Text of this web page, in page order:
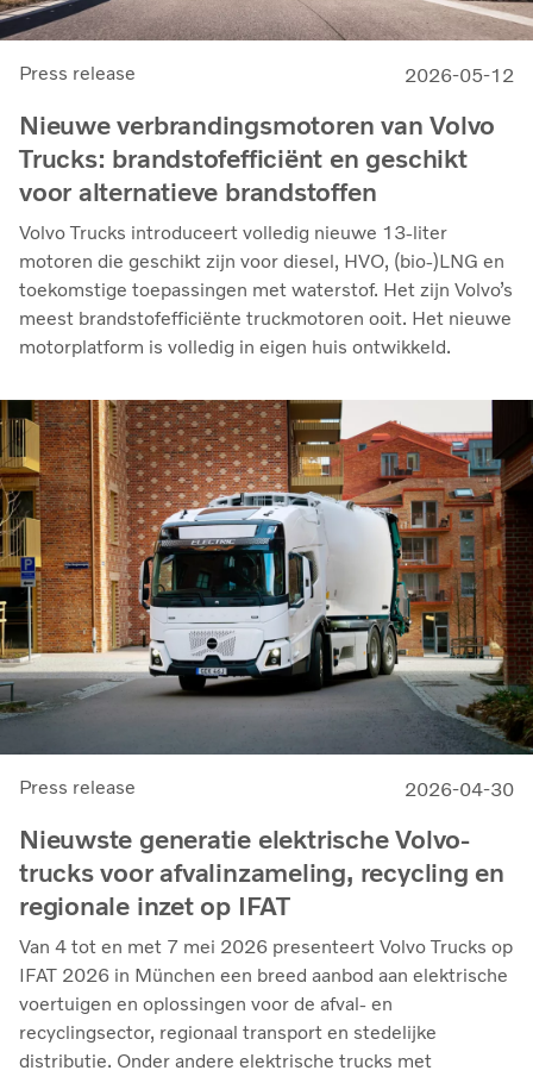
Press release 2026-05-12
Nieuwe verbrandingsmotoren van Volvo
Trucks: brandstofefficiënt en geschikt
voor alternatieve brandstoffen
Volvo Trucks introduceert volledig nieuwe 13-liter
motoren die geschikt zijn voor diesel, HVO, (bio-)LNG en
toekomstige toepassingen met waterstof. Het zijn Volvo’s
meest brandstofefficiënte truckmotoren ooit. Het nieuwe
motorplatform is volledig in eigen huis ontwikkeld.
Press release 2026-04-30
Nieuwste generatie elektrische Volvo-
trucks voor afvalinzameling, recycling en
regionale inzet op IFAT
Van 4 tot en met 7 mei 2026 presenteert Volvo Trucks op
IFAT 2026 in München een breed aanbod aan elektrische
voertuigen en oplossingen voor de afval- en
recyclingsector, regionaal transport en stedelijke
distributie. Onder andere elektrische trucks met